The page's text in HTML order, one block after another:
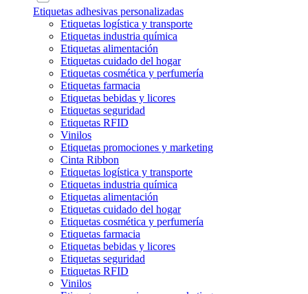
Etiquetas adhesivas personalizadas
Etiquetas logística y transporte
Etiquetas industria química
Etiquetas alimentación
Etiquetas cuidado del hogar
Etiquetas cosmética y perfumería
Etiquetas farmacia
Etiquetas bebidas y licores
Etiquetas seguridad
Etiquetas RFID
Vinilos
Etiquetas promociones y marketing
Cinta Ribbon
Etiquetas logística y transporte
Etiquetas industria química
Etiquetas alimentación
Etiquetas cuidado del hogar
Etiquetas cosmética y perfumería
Etiquetas farmacia
Etiquetas bebidas y licores
Etiquetas seguridad
Etiquetas RFID
Vinilos